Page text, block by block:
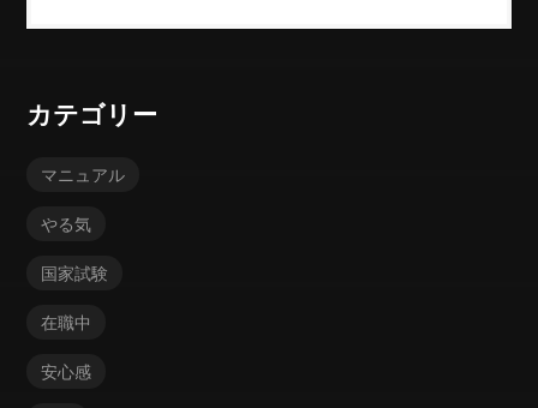
カテゴリー
マニュアル
やる気
国家試験
在職中
安心感